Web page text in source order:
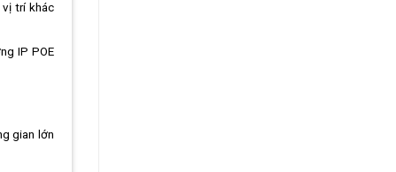
vị trí khác
IP POE
gian lớn